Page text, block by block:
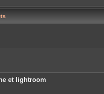
n
et lightroom